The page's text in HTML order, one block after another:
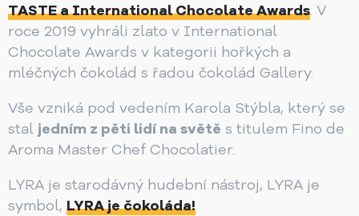
TASTE a International Chocolate Awards. V
roce 2019 vyhráli zlato v International
Chocolate Awards v kategorii hořkých a
mléčných čokolád s řadou čokolád Gallery.
Vše vzniká pod vedením Karola Stýbla, který se
stal jedním z pěti lidí na světě s titulem Fino de
Aroma Master Chef Chocolatier.
LYRA je starodávný hudební nástroj, LYRA je
symbol, LYRA je čokoláda!